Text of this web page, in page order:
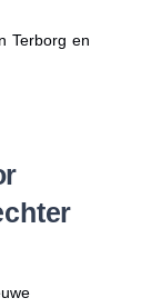
Terborg en